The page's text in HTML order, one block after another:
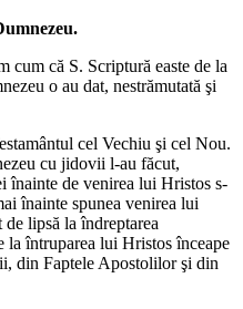
cum că S. Scriptură easte de la
o au dat, nestrămutată şi
cel Vechiu şi cel Nou.
cu jidovii l-au făcut,
înainte de venirea lui Hristos s-
înainte spunea venirea lui
lipsă la îndreptarea
la întruparea lui Hristos înceape
din Faptele Apostolilor şi din